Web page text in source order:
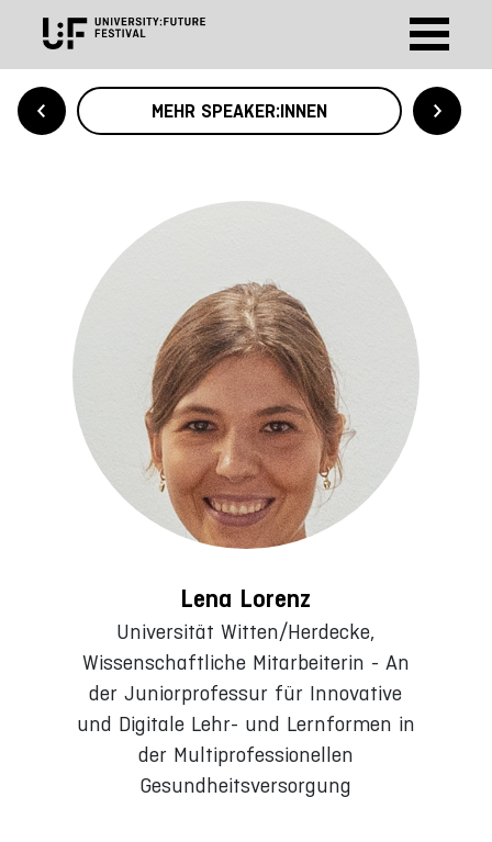
MEHR SPEAKER:INNEN
Lena Lorenz
Universität Witten/Herdecke,
Wissenschaftliche Mitarbeiterin - An
der Juniorprofessur für Innovative
und Digitale Lehr- und Lernformen in
der Multiprofessionellen
Gesundheitsversorgung